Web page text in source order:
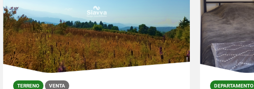
TERRENO VENTA DEPARTAMENTO